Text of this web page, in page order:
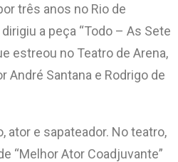
três anos no Rio de
a peça “Todo – As Sete
estreou no Teatro de Arena,
André Santana e Rodrigo de
ator e sapateador. No teatro,
“Melhor Ator Coadjuvante”